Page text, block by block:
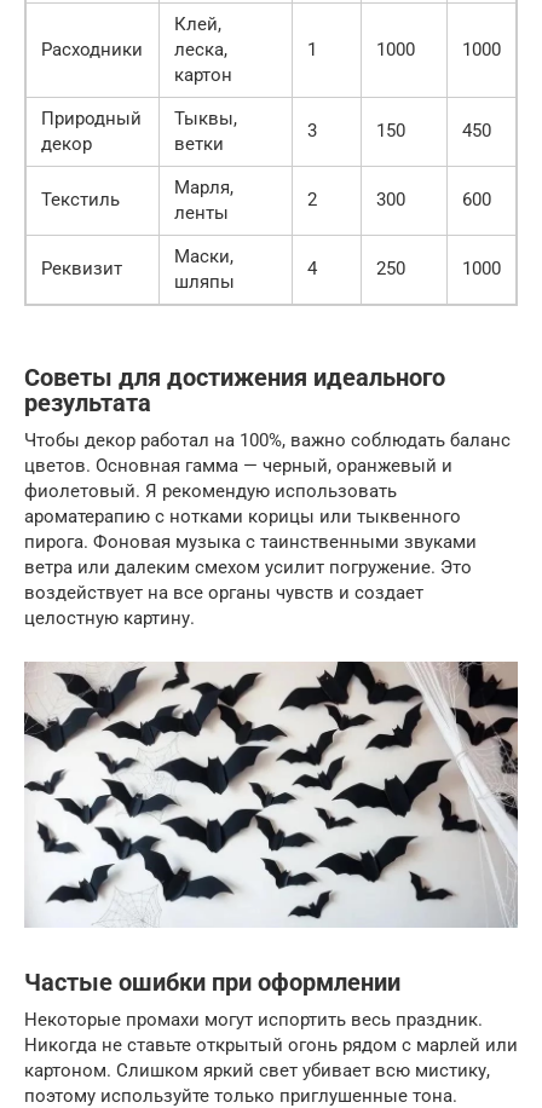
Расходники
Клей,
леска,
картон
1 1000 1000
Природный
декор
Тыквы,
ветки
3 150 450
Текстиль
Марля,
ленты
2 300 600
Реквизит
Маски,
шляпы
4 250 1000
Советы для достижения идеального
результата
Чтобы декор работал на 100%, важно соблюдать баланс
цветов. Основная гамма — черный, оранжевый и
фиолетовый. Я рекомендую использовать
ароматерапию с нотками корицы или тыквенного
пирога. Фоновая музыка с таинственными звуками
ветра или далеким смехом усилит погружение. Это
воздействует на все органы чувств и создает
целостную картину.
Частые ошибки при оформлении
Некоторые промахи могут испортить весь праздник.
Никогда не ставьте открытый огонь рядом с марлей или
картоном. Слишком яркий свет убивает всю мистику,
поэтому используйте только приглушенные тона.